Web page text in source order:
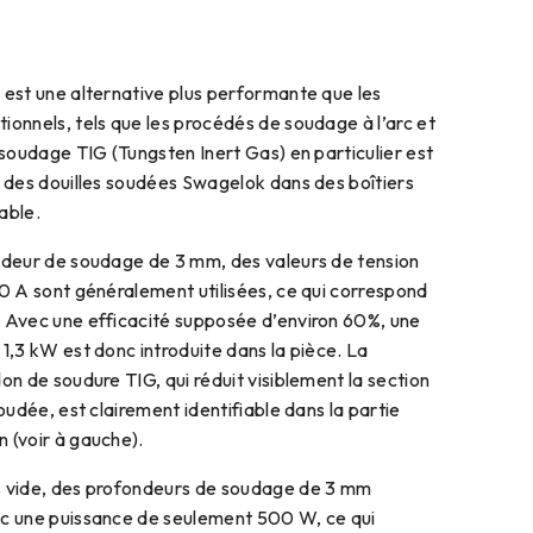
une alternative plus performante que les
tels que les procédés de soudage à l’arc et
TIG (Tungsten Inert Gas) en particulier est
douilles soudées Swagelok dans des boîtiers
de soudage de 3 mm, des valeurs de tension
A sont généralement utilisées, ce qui correspond
une efficacité supposée d’environ 60%, une
kW est donc introduite dans la pièce. La
de soudure TIG, qui réduit visiblement la section
est clairement identifiable dans la partie
(voir à gauche).
des profondeurs de soudage de 3 mm
puissance de seulement 500 W, ce qui